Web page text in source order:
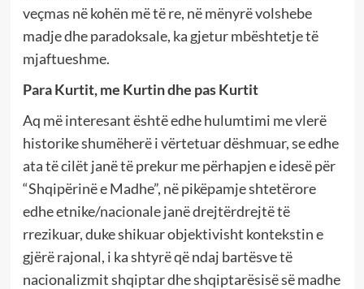
veçmas në kohën më të re, në mënyrë volshebe
madje dhe paradoksale, ka gjetur mbështetje të
mjaftueshme.
Para Kurtit, me Kurtin dhe pas Kurtit
Aq më interesant është edhe hulumtimi me vlerë
historike shumëherë i vërtetuar dëshmuar, se edhe
ata të cilët janë të prekur me përhapjen e idesë për
“Shqipërinë e Madhe”, në pikëpamje shtetërore
edhe etnike/nacionale janë drejtërdrejtë të
rrezikuar, duke shikuar objektivisht kontekstin e
gjërë rajonal, i ka shtyrë që ndaj bartësve të
nacionalizmit shqiptar dhe shqiptarësisë së madhe